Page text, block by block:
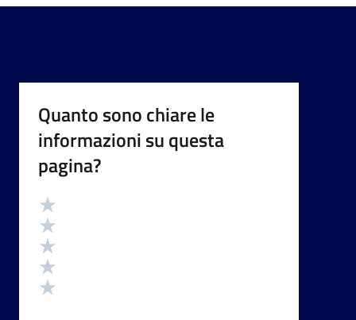
Quanto sono chiare le
informazioni su questa
pagina?
Valutazione